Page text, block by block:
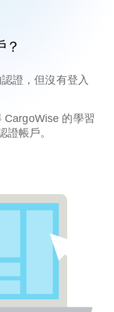
？
證，但沒有登入
CargoWise 的學習
證帳戶。